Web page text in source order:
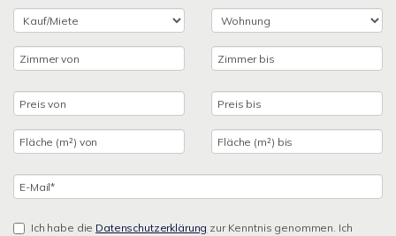
Ich habe die Datenschutzerklärung zur Kenntnis genommen. Ich